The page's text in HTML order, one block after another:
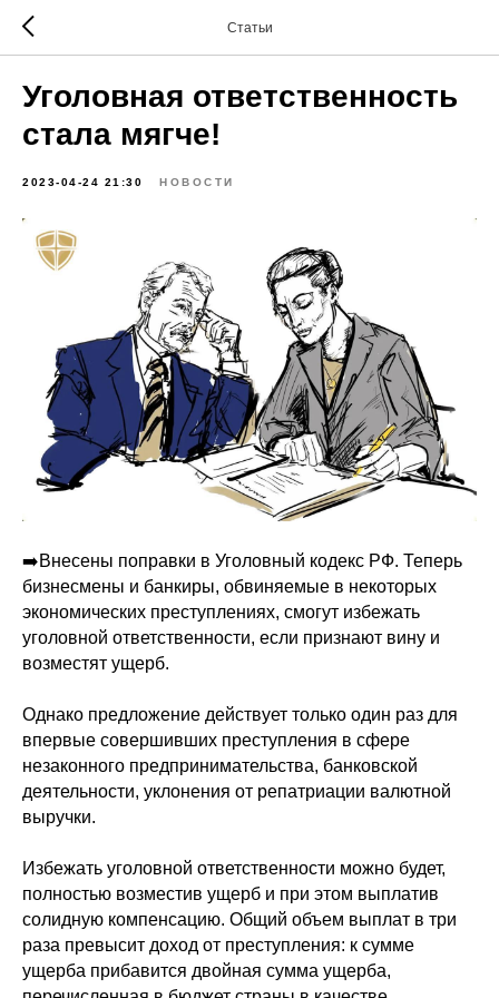
Статьи
Уголовная ответственность
стала мягче!
2023-04-24 21:30 НОВОСТИ
➡️Внесены поправки в Уголовный кодекс РФ. Теперь
бизнесмены и банкиры, обвиняемые в некоторых
экономических преступлениях, смогут избежать
уголовной ответственности, если признают вину и
возместят ущерб.
Однако предложение действует только один раз для
впервые совершивших преступления в сфере
незаконного предпринимательства, банковской
деятельности, уклонения от репатриации валютной
выручки.
Избежать уголовной ответственности можно будет,
полностью возместив ущерб и при этом выплатив
солидную компенсацию. Общий объем выплат в три
раза превысит доход от преступления: к сумме
ущерба прибавится двойная сумма ущерба,